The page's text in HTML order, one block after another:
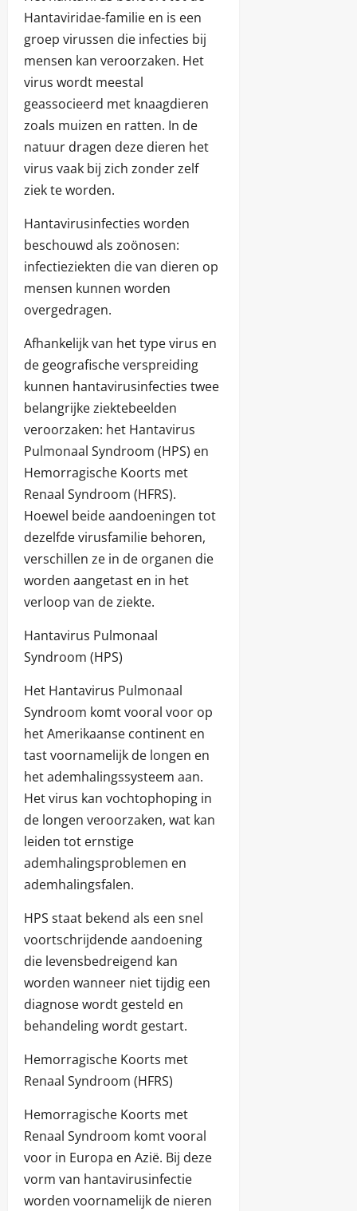
Hantaviridae-familie en is een
groep virussen die infecties bij
mensen kan veroorzaken. Het
virus wordt meestal
geassocieerd met knaagdieren
zoals muizen en ratten. In de
natuur dragen deze dieren het
virus vaak bij zich zonder zelf
ziek te worden.
Hantavirusinfecties worden
beschouwd als zoönosen:
infectieziekten die van dieren op
mensen kunnen worden
overgedragen.
Afhankelijk van het type virus en
de geografische verspreiding
kunnen hantavirusinfecties twee
belangrijke ziektebeelden
veroorzaken: het Hantavirus
Pulmonaal Syndroom (HPS) en
Hemorragische Koorts met
Renaal Syndroom (HFRS).
Hoewel beide aandoeningen tot
dezelfde virusfamilie behoren,
verschillen ze in de organen die
worden aangetast en in het
verloop van de ziekte.
Hantavirus Pulmonaal
Syndroom (HPS)
Het Hantavirus Pulmonaal
Syndroom komt vooral voor op
het Amerikaanse continent en
tast voornamelijk de longen en
het ademhalingssysteem aan.
Het virus kan vochtophoping in
de longen veroorzaken, wat kan
leiden tot ernstige
ademhalingsproblemen en
ademhalingsfalen.
HPS staat bekend als een snel
voortschrijdende aandoening
die levensbedreigend kan
worden wanneer niet tijdig een
diagnose wordt gesteld en
behandeling wordt gestart.
Hemorragische Koorts met
Renaal Syndroom (HFRS)
Hemorragische Koorts met
Renaal Syndroom komt vooral
voor in Europa en Azië. Bij deze
vorm van hantavirusinfectie
worden voornamelijk de nieren